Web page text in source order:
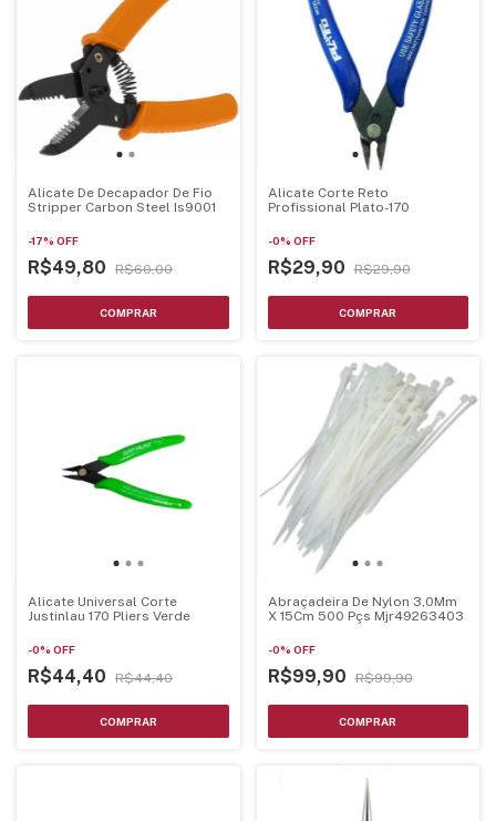
Alicate De Decapador De Fio
Stripper Carbon Steel Is9001
-17% OFF
R$49,80 R$60,00
Alicate Corte Reto
Profissional Plato-170
-0% OFF
R$29,90 R$29,90
Alicate Universal Corte
Justinlau 170 Pliers Verde
-0% OFF
R$44,40 R$44,40
Abraçadeira De Nylon 3,0Mm
X 15Cm 500 Pçs Mjr49263403
-0% OFF
R$99,90 R$99,90